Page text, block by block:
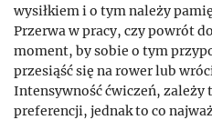
wysiłkiem i o tym należy
Przerwa w pracy, czy powrót
moment, by sobie o tym
przesiąść się na rower lub
Intensywność ćwiczeń, zależy
preferencji, jednak to co